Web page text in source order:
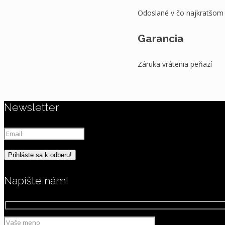
Odoslané v čo najkratšom
Garancia
Záruka vrátenia peňazí
Newsletter
Napíšte nám!